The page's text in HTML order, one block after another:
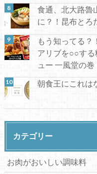
食通、北大路魯
に？！昆布とろ
もう知ってる？
アリブを○○す
ュー 一風堂の巻
朝食王にこれは
カテゴリー
お肉がおいしい調味料